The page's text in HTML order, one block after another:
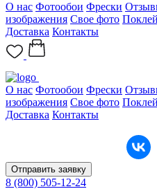
О нас Фотообои Фрески
изображения Свое фото
Доставка Контакты
О нас Фотообои Фрески
изображения Свое фото
Доставка Контакты
Отправить заявку
8 (800) 505-12-24